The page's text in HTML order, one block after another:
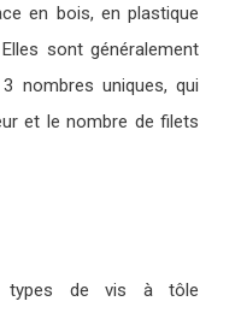
en bois, en plastique
sont généralement
nombres uniques, qui
et le nombre de filets
types de vis à tôle